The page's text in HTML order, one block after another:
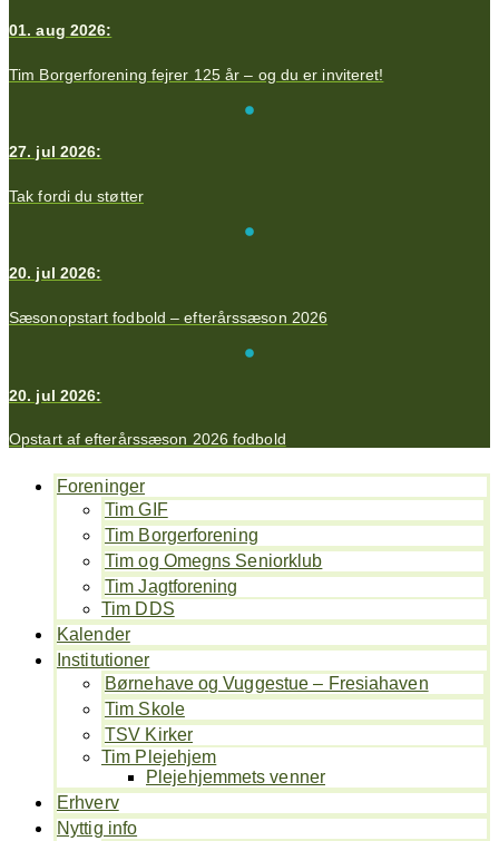
01. aug 2026:
Tim Borgerforening fejrer 125 år – og du er inviteret!
27. jul 2026:
Tak fordi du støtter
20. jul 2026:
Sæsonopstart fodbold – efterårssæson 2026
20. jul 2026:
Opstart af efterårssæson 2026 fodbold
Foreninger
Tim GIF
Tim Borgerforening
Tim og Omegns Seniorklub
Tim Jagtforening
Tim DDS
Kalender
Institutioner
Børnehave og Vuggestue – Fresiahaven
Tim Skole
TSV Kirker
Tim Plejehjem
Plejehjemmets venner
Erhverv
Nyttig info